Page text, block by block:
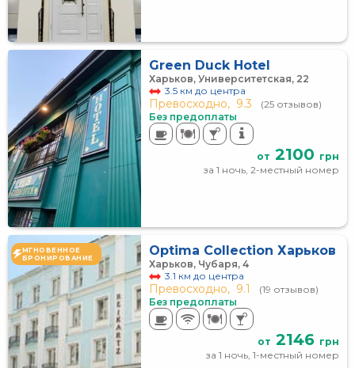
Green Duck Hotel
Харьков, Университетская, 22
3.5 км до центра
Превосходно, 9.3
(25 отзывов)
Без предоплаты
от 2100 грн
за 1 ночь, 2-местный номер
МГНОВЕННОЕ
БРОНИРОВАНИЕ
Optima Collection Харьков
Харьков, Чубаря, 4
3.1 км до центра
Превосходно, 9.1
(19 отзывов)
Без предоплаты
от 2146 грн
за 1 ночь, 1-местный номер